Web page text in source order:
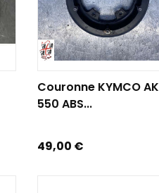
Couronne KYMCO AK
550 ABS...
Prix
49,00 €